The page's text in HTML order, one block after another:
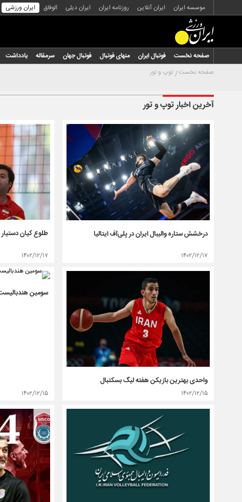
موسسه ایران ایران آنلاین روزنامه ایران ایران دیلی الوفاق ایران ورزشی
صفحه نخست فوتبال ایران منهای فوتبال فوتبال جهان سرمقاله یادداشت
صفحه نخست توپ و تور
آخرین اخبار توپ و تور
درخشش ستاره والیبال ایران در پلی‌آف ایتالیا
۱۴۰۲/۱۲/۱۷
طلوع کیان
۱۴۰۲/۱۲/۱۷
واحدی بهترین بازیکن هفته لیگ بسکتبال
۱۴۰۲/۱۲/۱۵
سومین
۱۴۰۲/۱۲/۱۵